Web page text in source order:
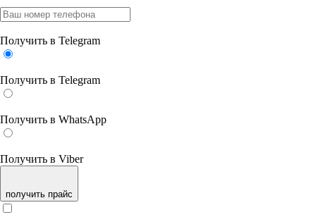
Получить в Telegram
Получить в Telegram
Получить в WhatsApp
Получить в Viber
получить прайс